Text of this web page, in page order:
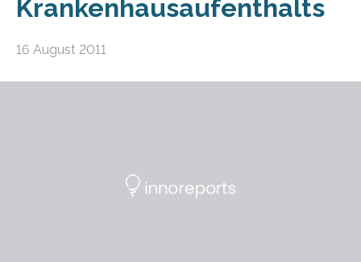
Krankenhausaufenthalts
16 August 2011